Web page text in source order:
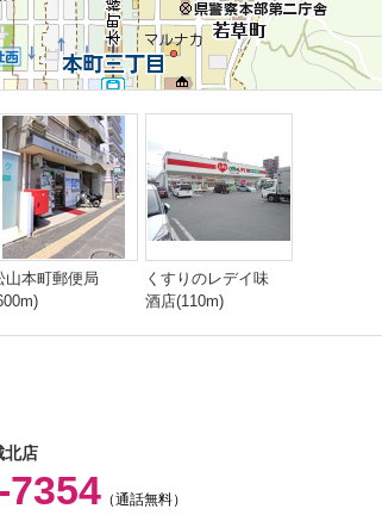
山本町郵便局
くすりのレデイ味
酒店(110m)
北店
7354（通話無料）